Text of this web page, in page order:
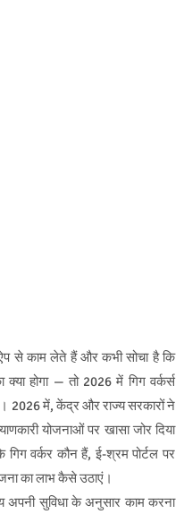
से काम लेते हैं और कभी सोचा है कि
होगा — तो 2026 में गिग वर्कर्स
2026 में, केंद्र और राज्य सरकारों ने
योजनाओं पर खासा जोर दिया
वर्कर कौन हैं, ई-श्रम पोर्टल पर
का लाभ कैसे उठाएं।
अपनी सुविधा के अनुसार काम करना